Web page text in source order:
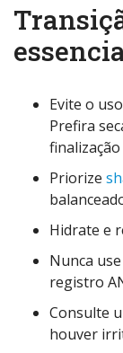
Evite o
Prefira
Priorize
Hidrate e
Nunca
registro
Consulte
houver